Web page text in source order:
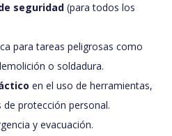
seguridad (para todos los
para tareas peligrosas como
o soldadura.
en el uso de herramientas,
protección personal.
y evacuación.